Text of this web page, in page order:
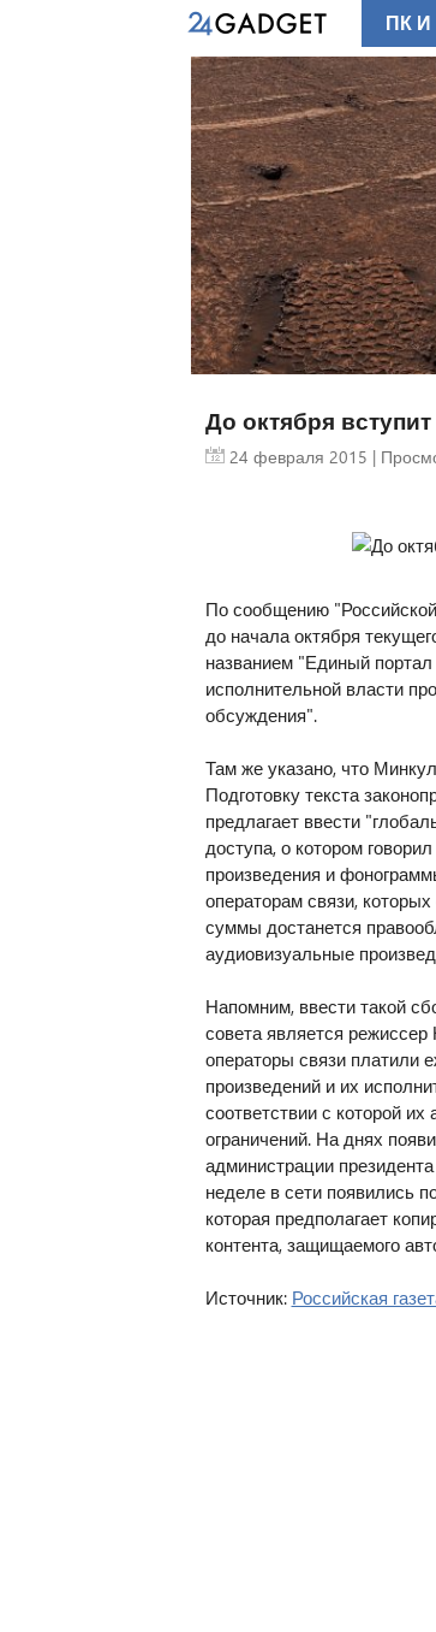
До октября
24 февраля 2015 |
По сообщению "Российской
до начала октября
названием "Единый
исполнительной власти
обсуждения".
Там же указано, что
Подготовку текста
предлагает ввести
доступа, о котором
произведения и
операторам связи,
суммы достанется
аудиовизуальные
Напомним, ввести такой
совета является
операторы связи платили
произведений и их
соответствии с которой
ограничений. На днях
администрации
неделе в сети появились
которая предполагает
контента, защищаемого
Источник: Российская
ПК